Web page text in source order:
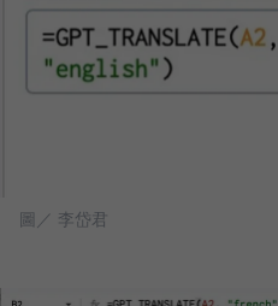
圖／ 李岱君